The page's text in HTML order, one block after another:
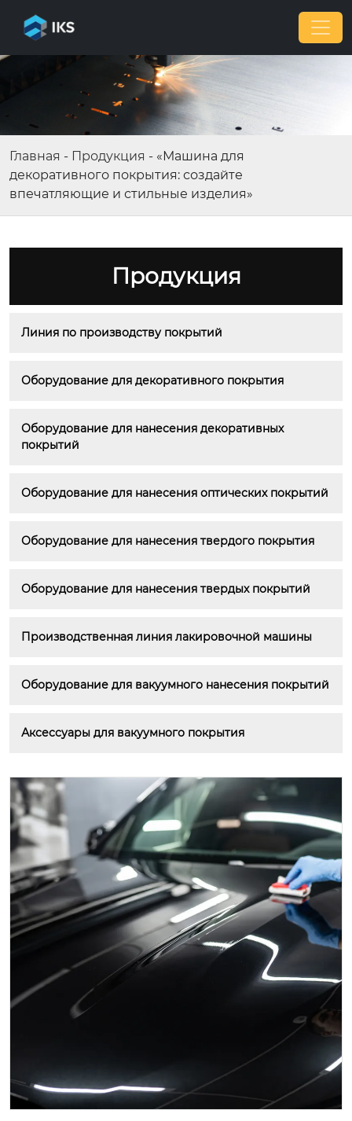
Главная - Продукция - «Машина для
декоративного покрытия: создайте
впечатляющие и стильные изделия»
Продукция
Линия по производству покрытий
Оборудование для декоративного покрытия
Оборудование для нанесения декоративных
покрытий
Оборудование для нанесения оптических покрытий
Оборудование для нанесения твердого покрытия
Оборудование для нанесения твердых покрытий
Производственная линия лакировочной машины
Оборудование для вакуумного нанесения покрытий
Аксессуары для вакуумного покрытия